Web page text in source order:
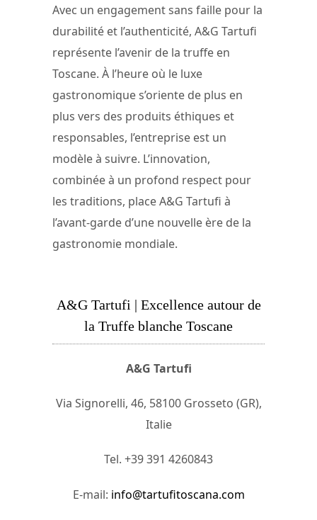
Avec un engagement sans faille pour la
durabilité et l’authenticité, A&G Tartufi
représente l’avenir de la truffe en
Toscane. À l’heure où le luxe
gastronomique s’oriente de plus en
plus vers des produits éthiques et
responsables, l’entreprise est un
modèle à suivre. L’innovation,
combinée à un profond respect pour
les traditions, place A&G Tartufi à
l’avant-garde d’une nouvelle ère de la
gastronomie mondiale.
A&G Tartufi | Excellence autour de
la Truffe blanche Toscane
A&G Tartufi
Via Signorelli, 46, 58100 Grosseto (GR),
Italie
Tel. +39 391 4260843
E-mail: info@tartufitoscana.com